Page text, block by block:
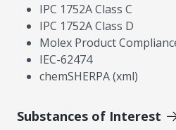
IPC 1752A Class C
IPC 1752A Class D
Molex Product
IEC-62474
chemSHERPA (xml)
Substances of Interest